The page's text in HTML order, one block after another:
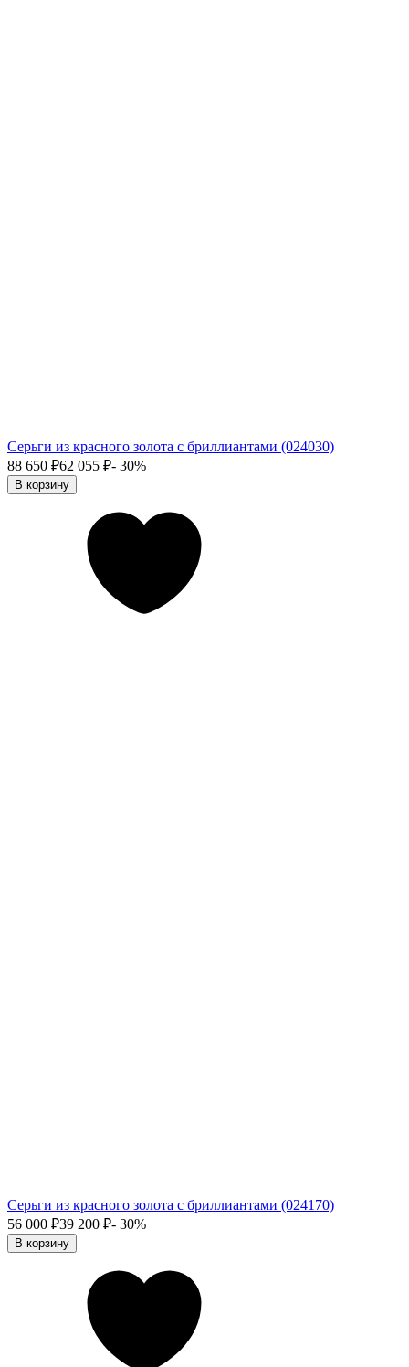
Серьги из красного золота с бриллиантами (024030)
88 650 ₽62 055 ₽- 30%
В корзину
Серьги из красного золота с бриллиантами (024170)
56 000 ₽39 200 ₽- 30%
В корзину